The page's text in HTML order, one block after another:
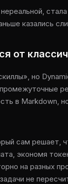
казались
от
но
в Markdown,
сам решает,
экономя
на разных
не